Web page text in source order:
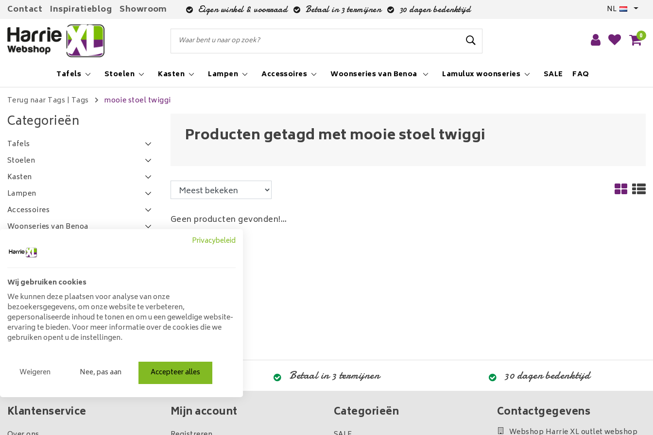
Contact Inspiratieblog Showroom Eigen winkel & voorraad Betaal in 3 termijnen 30 dagen bedenktijd NL
0
Tafels Stoelen Kasten Lampen Accessoires Woonseries van Benoa Lamulux woonseries SALE FAQ
Terug naar Tags | Tags mooie stoel twiggi
Categorieën
Tafels
Stoelen
Kasten
Lampen
Accessoires
Woonseries van Benoa
FAQ
Prijs
Min: €0 Max: €5
Producten getagd met mooie stoel twiggi
Geen producten gevonden!...
Eigen winkel & voorraad Betaal in 3 termijnen 30 dagen bedenktijd
Klantenservice Mijn account Categorieën Contactgegevens
Webshop Harrie XL outlet webshop
Privacybeleid
Wij gebruiken cookies
We kunnen deze plaatsen voor analyse van onze
bezoekersgegevens, om onze website te verbeteren,
gepersonaliseerde inhoud te tonen en om u een geweldige website-
ervaring te bieden. Voor meer informatie over de cookies die we
gebruiken opent u de instellingen.
Weigeren Nee, pas aan Accepteer alles